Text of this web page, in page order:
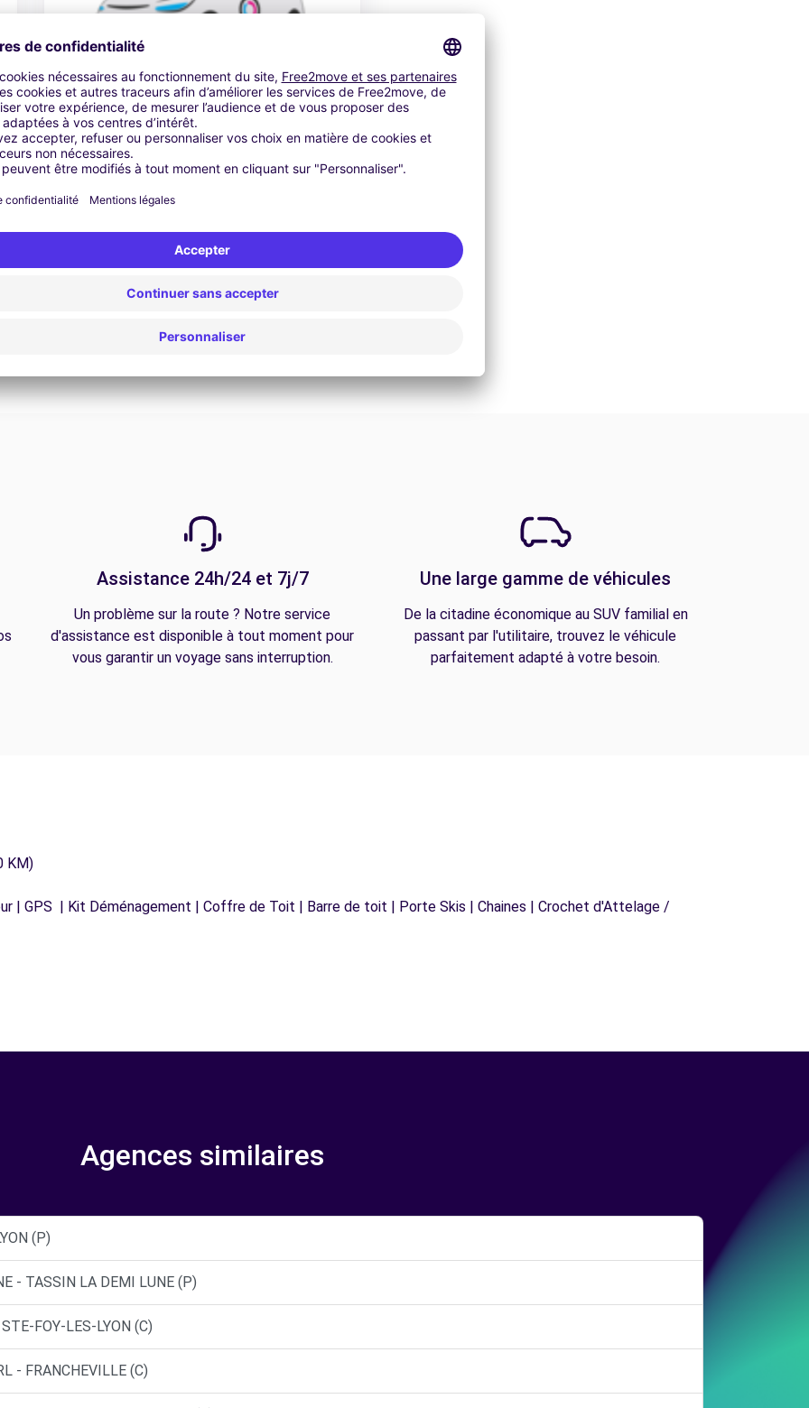
Assistance 24h/24 et 7j/7
Un problème sur la route ? Notre service
d'assistance est disponible à tout moment pour
vous garantir un voyage sans interruption.
Une large gamme de véhicules
De la citadine économique au SUV familial en
passant par l'utilitaire, trouvez le véhicule
parfaitement adapté à votre besoin.
KM)
| GPS | Kit Déménagement | Coffre de Toit | Barre de toit | Porte Skis | Chaines | Crochet d'Attelage /
Agences similaires
(P)
- TASSIN LA DEMI LUNE (P)
FOY-LES-LYON (C)
- FRANCHEVILLE (C)